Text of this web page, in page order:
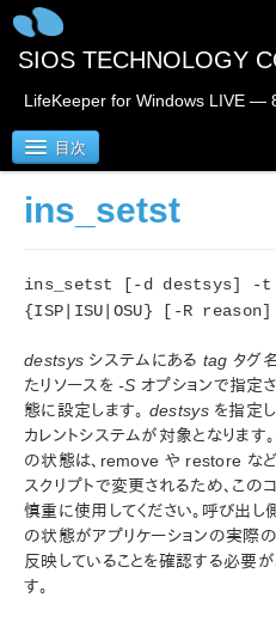
SIOS TECHNOLOGY
LifeKeeper for Windows LIVE —
目次
LifeKeeper for Windows
LifeKeeper for Windows リ
クラウド環境における
について
LifeKeeper for Windows イ
LifeKeeper for Windows テ
ins_setst
ins_setst [-d destsys] -t
{ISP|ISU|OSU} [-R
destsys システムにある tag タグ
たリソースを-S オプションで指定
態に設定します。 destsysを指定し
カレントシステムが対象となります
の状態は、remove や restore な
スクリプトで変更されるため、この
慎重に使用してください。呼び出し
の状態がアプリケーションの実際
反映していることを確認する必要が
す。